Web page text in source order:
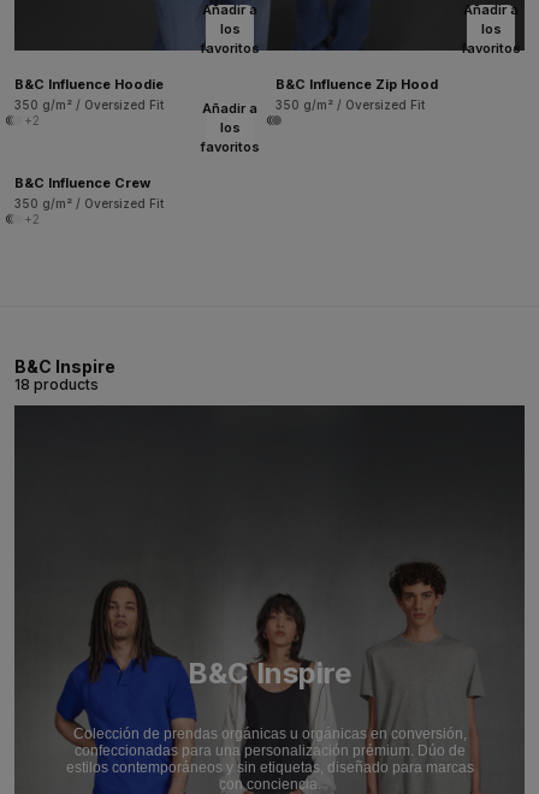
Añadir a
los
favoritos
B&C Influence Hoodie
350 g/m² / Oversized Fit
+2
Añadir a
los
favoritos
B&C Influence Zip Hood
350 g/m² / Oversized Fit
Añadir a
los
favoritos
B&C Influence Crew
350 g/m² / Oversized Fit
+2
B&C Inspire
18 products
B&C Inspire
Colección de prendas orgánicas u orgánicas en conversión,
confeccionadas para una personalización prémium. Dúo de
estilos contemporáneos y sin etiquetas, diseñado para marcas
con conciencia.